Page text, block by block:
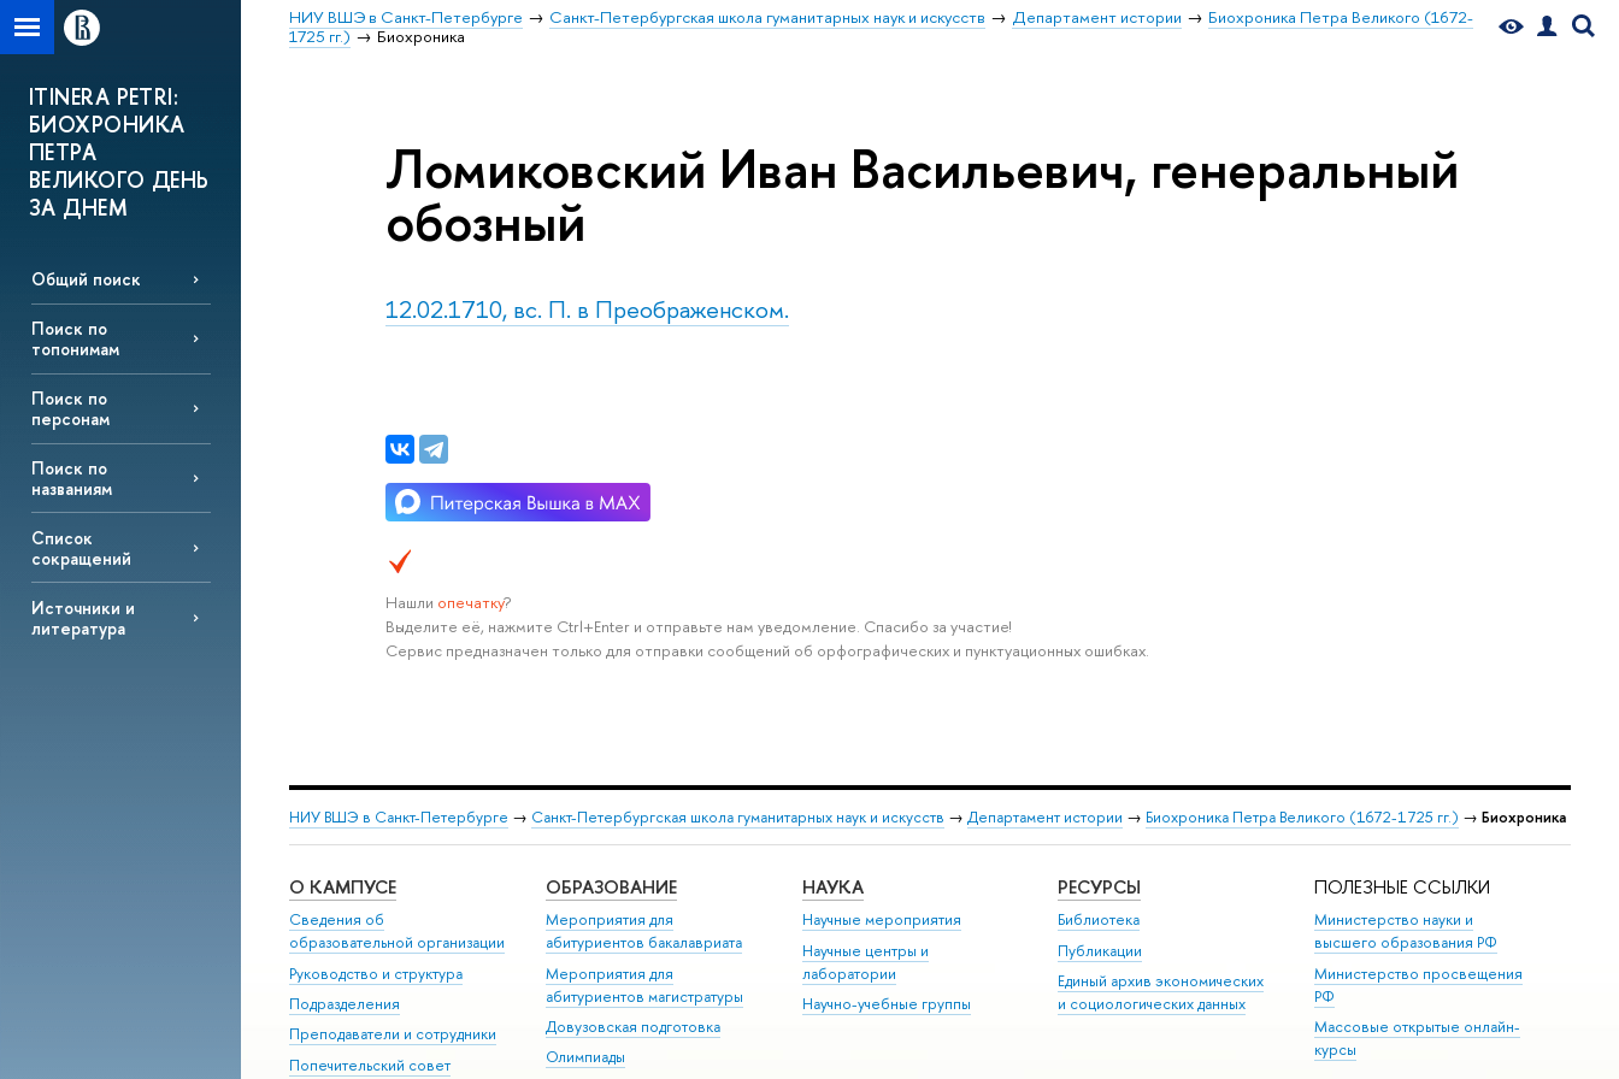
НИУ ВШЭ в Санкт-Петербурге Санкт-Петербургская школа гуманитарных наук и искусств Департамент истории
Биохроника Петра Великого (1672-
1725 гг.)
Биохроника
ITINERA PETRI:
БИОХРОНИКА
ПЕТРА
ВЕЛИКОГО ДЕНЬ
ЗА ДНЕМ
Общий поиск
Поиск по
топонимам
Поиск по
персонам
Поиск по
названиям
Список
сокращений
Источники и
литература
Ломиковский Иван Васильевич, генеральный
обозный
12.02.1710, вс. П. в Преображенском.
Нашли опечатку?
Выделите её, нажмите Ctrl+Enter и отправьте нам уведомление. Спасибо за участие!
Сервис предназначен только для отправки сообщений об орфографических и пунктуационных ошибках.
НИУ ВШЭ в Санкт-Петербурге → Санкт-Петербургская школа гуманитарных наук и искусств → Департамент истории → Биохроника Петра Великого (1672-1725 гг.) → Биохроника
О КАМПУСЕ
Сведения об
образовательной организации
Руководство и структура
Подразделения
Преподаватели и сотрудники
Попечительский совет
ОБРАЗОВАНИЕ
Мероприятия для
абитуриентов бакалавриата
Мероприятия для
абитуриентов магистратуры
Довузовская подготовка
Олимпиады
НАУКА
Научные мероприятия
Научные центры и
лаборатории
Научно-учебные группы
РЕСУРСЫ
Библиотека
Публикации
Единый архив экономических
и социологических данных
ПОЛЕЗНЫЕ ССЫЛКИ
Министерство науки и
высшего образования РФ
Министерство просвещения
РФ
Массовые открытые онлайн-
курсы